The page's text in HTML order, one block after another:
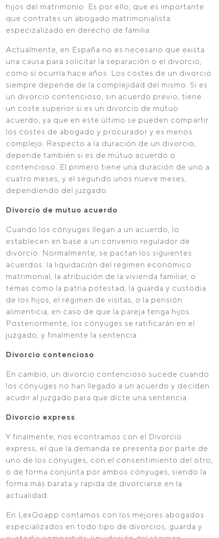
hijos del matrimonio. Es por ello, que es importante
que contrates un abogado matrimonialista
especizalizado en derecho de familia.
Actualmente, en España no es necesario que exista
una causa para solicitar la separación o el divorcio,
como sí ocurría hace años. Los costes de un divorcio
siempre depende de la complejidad del mismo. Si es
un divorcio contencioso, sin acuerdo previo, tiene
un coste superior si es un divorcio de mútuo
acuerdo, ya que en este último se pueden compartir
los costes de abogado y procurador y es menos
complejo. Respecto a la duración de un divorcio,
depende también si es de mútuo acuerdo o
contencioso. El primero tiene una duración de uno a
cuatro meses, y el segundo unos nueve meses,
dependiendo del juzgado.
Divorcio de mutuo acuerdo
Cuando los cónyuges llegan a un acuerdo, lo
establecen en base a un convenio regulador de
divorcio. Normalmente, se pactan los siguientes
acuerdos: la liquidación del régimen económico
matrimonial, la atribución de la vivienda familiar, o
temas como la patria potestad, la guarda y custodia
de los hijos, el régimen de visitas, o la pensión
alimenticia, en caso de que la pareja tenga hijos.
Posteriormente, los cónyuges se ratificarán en el
juzgado, y finalmente la sentencia.
Divorcio contencioso
En cambio, un divorcio contencioso sucede cuando
los cónyuges no han llegado a un acuerdo y deciden
acudir al juzgado para que dicte una sentencia
Divorcio express
Y finalmente, nos econtramos con el Divorcio
express, el que la demanda se presenta por parte de
uno de los cónyuges, con el consentimiento del otro,
o de forma conjunta por ambos cónyuges, siendo la
forma más barata y rápida de divorciarse en la
actualidad.
En LexGoapp contamos con los mejores abogados
especializados en todo tipo de divorcios, guarda y